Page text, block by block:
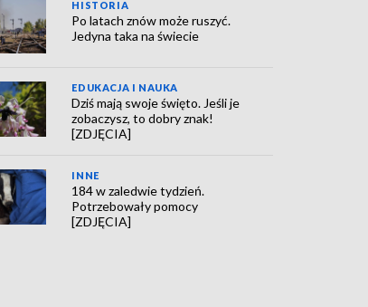
HISTORIA
Po latach znów może ruszyć.
Jedyna taka na świecie
EDUKACJA I NAUKA
Dziś mają swoje święto. Jeśli je
zobaczysz, to dobry znak!
[ZDJĘCIA]
INNE
184 w zaledwie tydzień.
Potrzebowały pomocy
[ZDJĘCIA]